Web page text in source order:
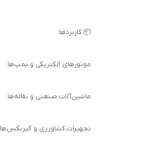
📦 کاربردها:
موتورهای الکتریکی و پمپ‌ها
ماشین‌آلات صنعتی و نقاله‌ها
تجهیزات کشاورزی و گیربکس‌ها